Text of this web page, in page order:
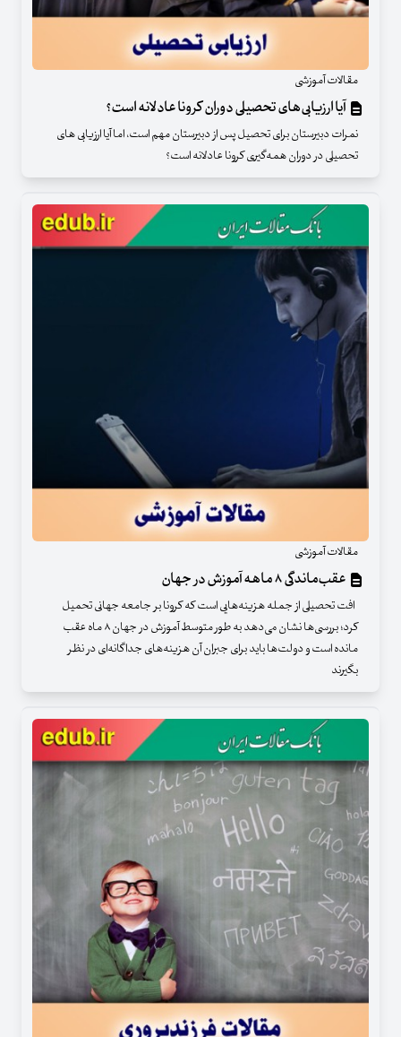
مقالات آموزشی
آیا ارزیابی‌های تحصیلی دوران کرونا عادلانه است؟
نمرات دبیرستان برای تحصیل پس از دبیرستان مهم است، اما آیا ارزیابی های
تحصیلی در دوران همه‌گیری کرونا عادلانه است؟
مقالات آموزشی
عقب‌ماندگی ۸ ماهه آموزش در جهان
افت تحصیلی از جمله هزینه‌هایی است که کرونا بر جامعه جهانی تحمیل
کرد؛ بررسی‌ها نشان می‌دهد به طور متوسط آموزش در جهان ۸ ماه عقب
مانده است و دولت‌ها باید برای جبران آن هزینه‌های جداگانه‌ای در نظر
بگیرند